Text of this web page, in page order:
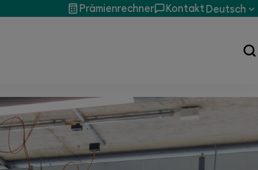
Prämienrechner KontaktDeutsch